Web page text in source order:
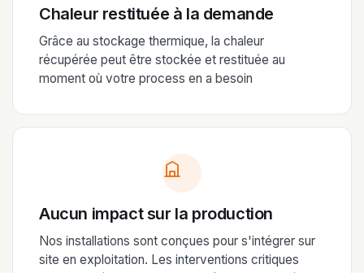
Chaleur restituée à la demande
Grâce au stockage thermique, la chaleur
récupérée peut être stockée et restituée au
moment où votre process en a besoin
Aucun impact sur la production
Nos installations sont conçues pour s'intégrer sur
site en exploitation. Les interventions critiques